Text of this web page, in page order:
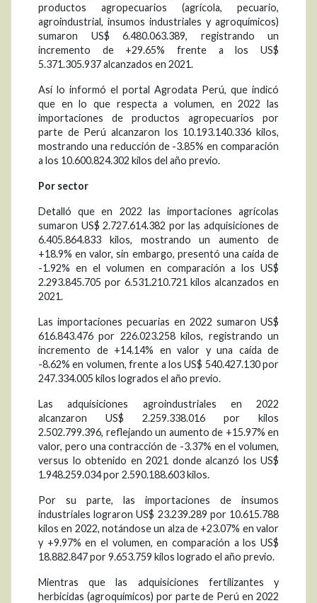
productos agropecuarios (agrícola, pecuario,
agroindustrial, insumos industriales y agroquímicos)
sumaron US$ 6.480.063.389, registrando un
incremento de +29.65% frente a los US$
5.371.305.937 alcanzados en 2021.
Así lo informó el portal Agrodata Perú, que indicó
que en lo que respecta a volumen, en 2022 las
importaciones de productos agropecuarios por
parte de Perú alcanzaron los 10.193.140.336 kilos,
mostrando una reducción de -3.85% en comparación
a los 10.600.824.302 kilos del año previo.
Por sector
Detalló que en 2022 las importaciones agrícolas
sumaron US$ 2.727.614.382 por las adquisiciones de
6.405.864.833 kilos, mostrando un aumento de
+18.9% en valor, sin embargo, presentó una caída de
-1.92% en el volumen en comparación a los US$
2.293.845.705 por 6.531.210.721 kilos alcanzados en
2021.
Las importaciones pecuarias en 2022 sumaron US$
616.843.476 por 226.023.258 kilos, registrando un
incremento de +14.14% en valor y una caída de
-8.62% en volumen, frente a los US$ 540.427.130 por
247.334.005 kilos logrados el año previo.
Las adquisiciones agroindustriales en 2022
alcanzaron US$ 2.259.338.016 por kilos
2.502.799.396, reflejando un aumento de +15.97% en
valor, pero una contracción de -3.37% en el volumen,
versus lo obtenido en 2021 donde alcanzó los US$
1.948.259.034 por 2.590.188.603 kilos.
Por su parte, las importaciones de insumos
industriales lograron US$ 23.239.289 por 10.615.788
kilos en 2022, notándose un alza de +23.07% en valor
y +9.97% en el volumen, en comparación a los US$
18.882.847 por 9.653.759 kilos logrado el año previo.
Mientras que las adquisiciones fertilizantes y
herbicidas (agroquímicos) por parte de Perú en 2022